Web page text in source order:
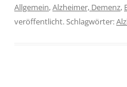
Allgemein,Alzheimer, Demenz,
veröffentlicht. Schlagwörter: